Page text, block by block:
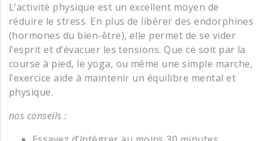
L’activité physique est un excellent moyen de
réduire le stress. En plus de libérer des endorphines
(hormones du bien-être), elle permet de se vider
l’esprit et d’évacuer les tensions. Que ce soit par la
course à pied, le yoga, ou même une simple marche,
l’exercice aide à maintenir un équilibre mental et
physique.
nos conseils :